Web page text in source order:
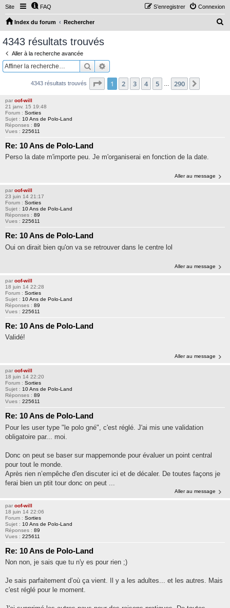
Site FAQ Connexion
S’enregistrer
Index du forum Rechercher
4343 résultats trouvés
Aller à la recherche avancée
Rechercher
4343 résultats trouvés Page 1sur290
1 2 3 4 5 290
par oof-will
21 janv. 15 19:48
Forum : Sorties
Sujet : 10 Ans de Polo-Land
Réponses : 89
Vues : 225611
Re: 10 Ans de Polo-Land
Perso la date m'importe peu. Je m'organiserai en fonction de la date.
Aller au message
par oof-will
23 juin 14 21:17
Forum : Sorties
Sujet : 10 Ans de Polo-Land
Réponses : 89
Vues : 225611
Re: 10 Ans de Polo-Land
Oui on dirait bien qu'on va se retrouver dans le centre lol
Aller au message
par oof-will
18 juin 14 22:28
Forum : Sorties
Sujet : 10 Ans de Polo-Land
Réponses : 89
Vues : 225611
Re: 10 Ans de Polo-Land
Validé!
Aller au message
par oof-will
18 juin 14 22:20
Forum : Sorties
Sujet : 10 Ans de Polo-Land
Réponses : 89
Vues : 225611
Re: 10 Ans de Polo-Land
Pour les user type "le polo gné", c'est réglé. J'ai mis une validation
obligatoire par... moi.
Donc on peut se baser sur mappemonde pour évaluer un point central
pour tout le monde.
Après rien n’empêche d'en discuter ici et de décaler. De toutes façons je
ferai bien un ptit tour donc on peut ...
Aller au message
par oof-will
18 juin 14 22:06
Forum : Sorties
Sujet : 10 Ans de Polo-Land
Réponses : 89
Vues : 225611
Re: 10 Ans de Polo-Land
Non non, je sais que tu n'y es pour rien ;)
Je sais parfaitement d’où ça vient. Il y a les adultes... et les autres. Mais
c'est réglé pour le moment.